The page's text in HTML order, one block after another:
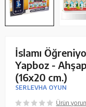
İslamı
Yapboz -
(16x20 cm.)
SERLEVHA OYUN
Ürün